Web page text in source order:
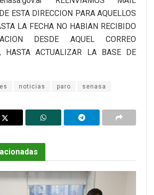
ESTA DIRECCION PARA AQUELLOS
LA FECHA NO HABIAN RECIBIDO
DESDE AQUEL CORREO
HASTA ACTUALIZAR LA BASE DE
noticias paro senasa